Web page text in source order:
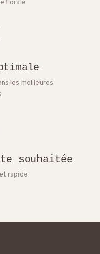
florale
les meilleures
souhaitée
rapide